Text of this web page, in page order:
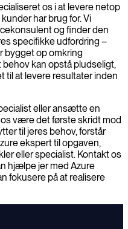
os i at levere netop
har brug for. Vi
og finder den
specifikke udfordring –
bygget op omkring
behov kan opstå pludseligt,
til at levere resultater inden
eller ansætte en
være det første skridt mod
til jeres behov, forstår
ekspert til opgaven,
eller specialist. Kontakt os
hjælpe jer med Azure
fokusere på at realisere